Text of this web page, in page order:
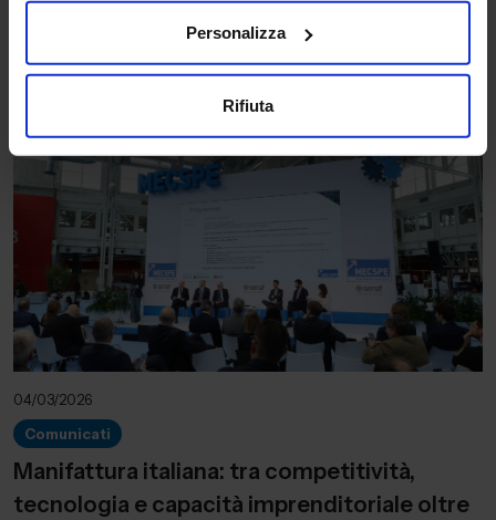
Personalizza
Rifiuta
esposizione.
04/03/2026
Comunicati
Manifattura italiana: tra competitività,
tecnologia e capacità imprenditoriale oltre